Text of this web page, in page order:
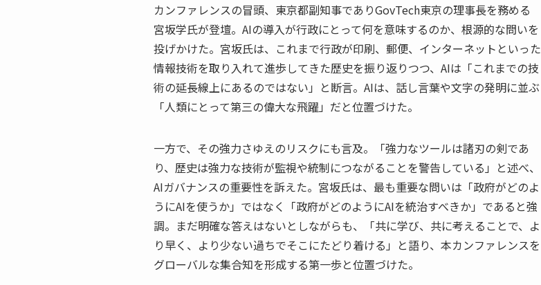
カンファレンスの冒頭、東京都副知事でありGovTech東京の理事長を務める
宮坂学氏が登壇。AIの導入が行政にとって何を意味するのか、根源的な問いを
投げかけた。宮坂氏は、これまで行政が印刷、郵便、インターネットといった
情報技術を取り入れて進歩してきた歴史を振り返りつつ、AIは「これまでの技
術の延長線上にあるのではない」と断言。AIは、話し言葉や文字の発明に並ぶ
「人類にとって第三の偉大な飛躍」だと位置づけた。
一方で、その強力さゆえのリスクにも言及。「強力なツールは諸刃の剣であ
り、歴史は強力な技術が監視や統制につながることを警告している」と述べ、
AIガバナンスの重要性を訴えた。宮坂氏は、最も重要な問いは「政府がどのよ
うにAIを使うか」ではなく「政府がどのようにAIを統治すべきか」であると強
調。まだ明確な答えはないとしながらも、「共に学び、共に考えることで、よ
り早く、より少ない過ちでそこにたどり着ける」と語り、本カンファレンスを
グローバルな集合知を形成する第一歩と位置づけた。